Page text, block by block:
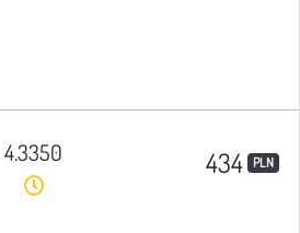
4.3350 434 PLN